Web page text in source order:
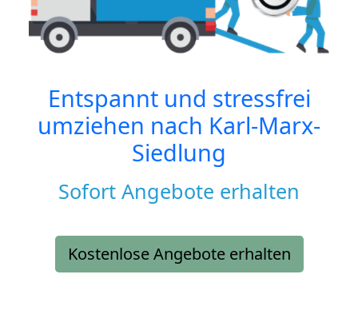
Entspannt und stressfrei
umziehen nach Karl-Marx-
Siedlung
Sofort Angebote erhalten
Kostenlose Angebote erhalten